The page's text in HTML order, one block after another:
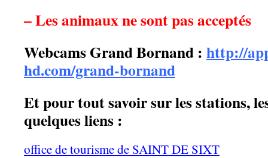
– Les animaux ne sont pas acceptés
Webcams Grand Bornand : http://
hd.com/grand-bornand
Et pour tout savoir sur les stations,
quelques liens :
office de tourisme de SAINT DE SIXT